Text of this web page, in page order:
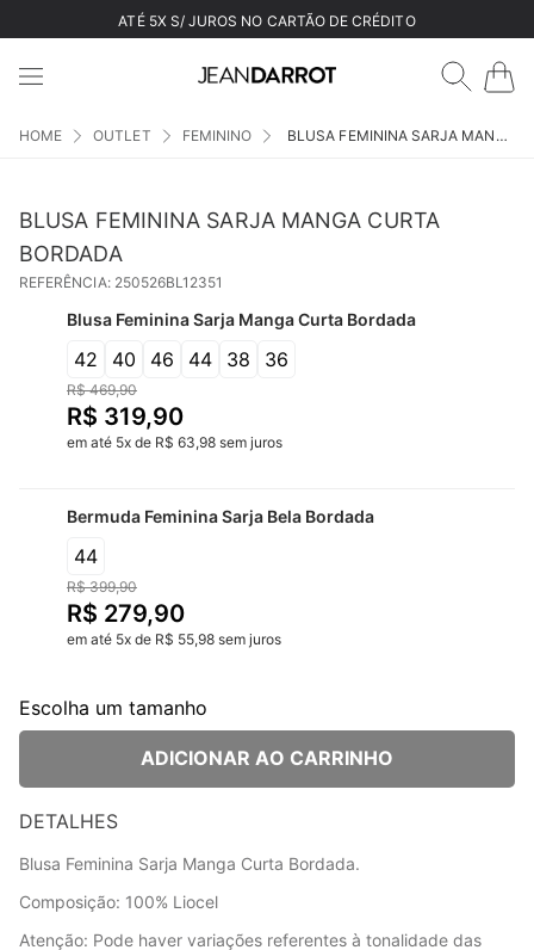
ATÉ 5X S/ JUROS NO CARTÃO DE CRÉDITO
OUTLET FEMININO BLUSA FEMININA SARJA MANGA CURTA BORDADA
BLUSA FEMININA SARJA MANGA CURTA
BORDADA
REFERÊNCIA: 250526BL12351
Blusa Feminina Sarja Manga Curta Bordada
42 40 46 44 38 36
R$ 469,90
R$ 319,90
em até 5x de R$ 63,98 sem juros
Bermuda Feminina Sarja Bela Bordada
44
R$ 399,90
R$ 279,90
em até 5x de R$ 55,98 sem juros
Escolha um tamanho
ADICIONAR AO CARRINHO
DETALHES
Blusa Feminina Sarja Manga Curta Bordada.
Composição: 100% Liocel
Atenção: Pode haver variações referentes à tonalidade das